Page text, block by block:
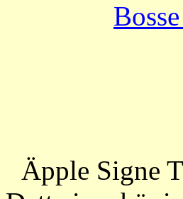
Äpple Signe